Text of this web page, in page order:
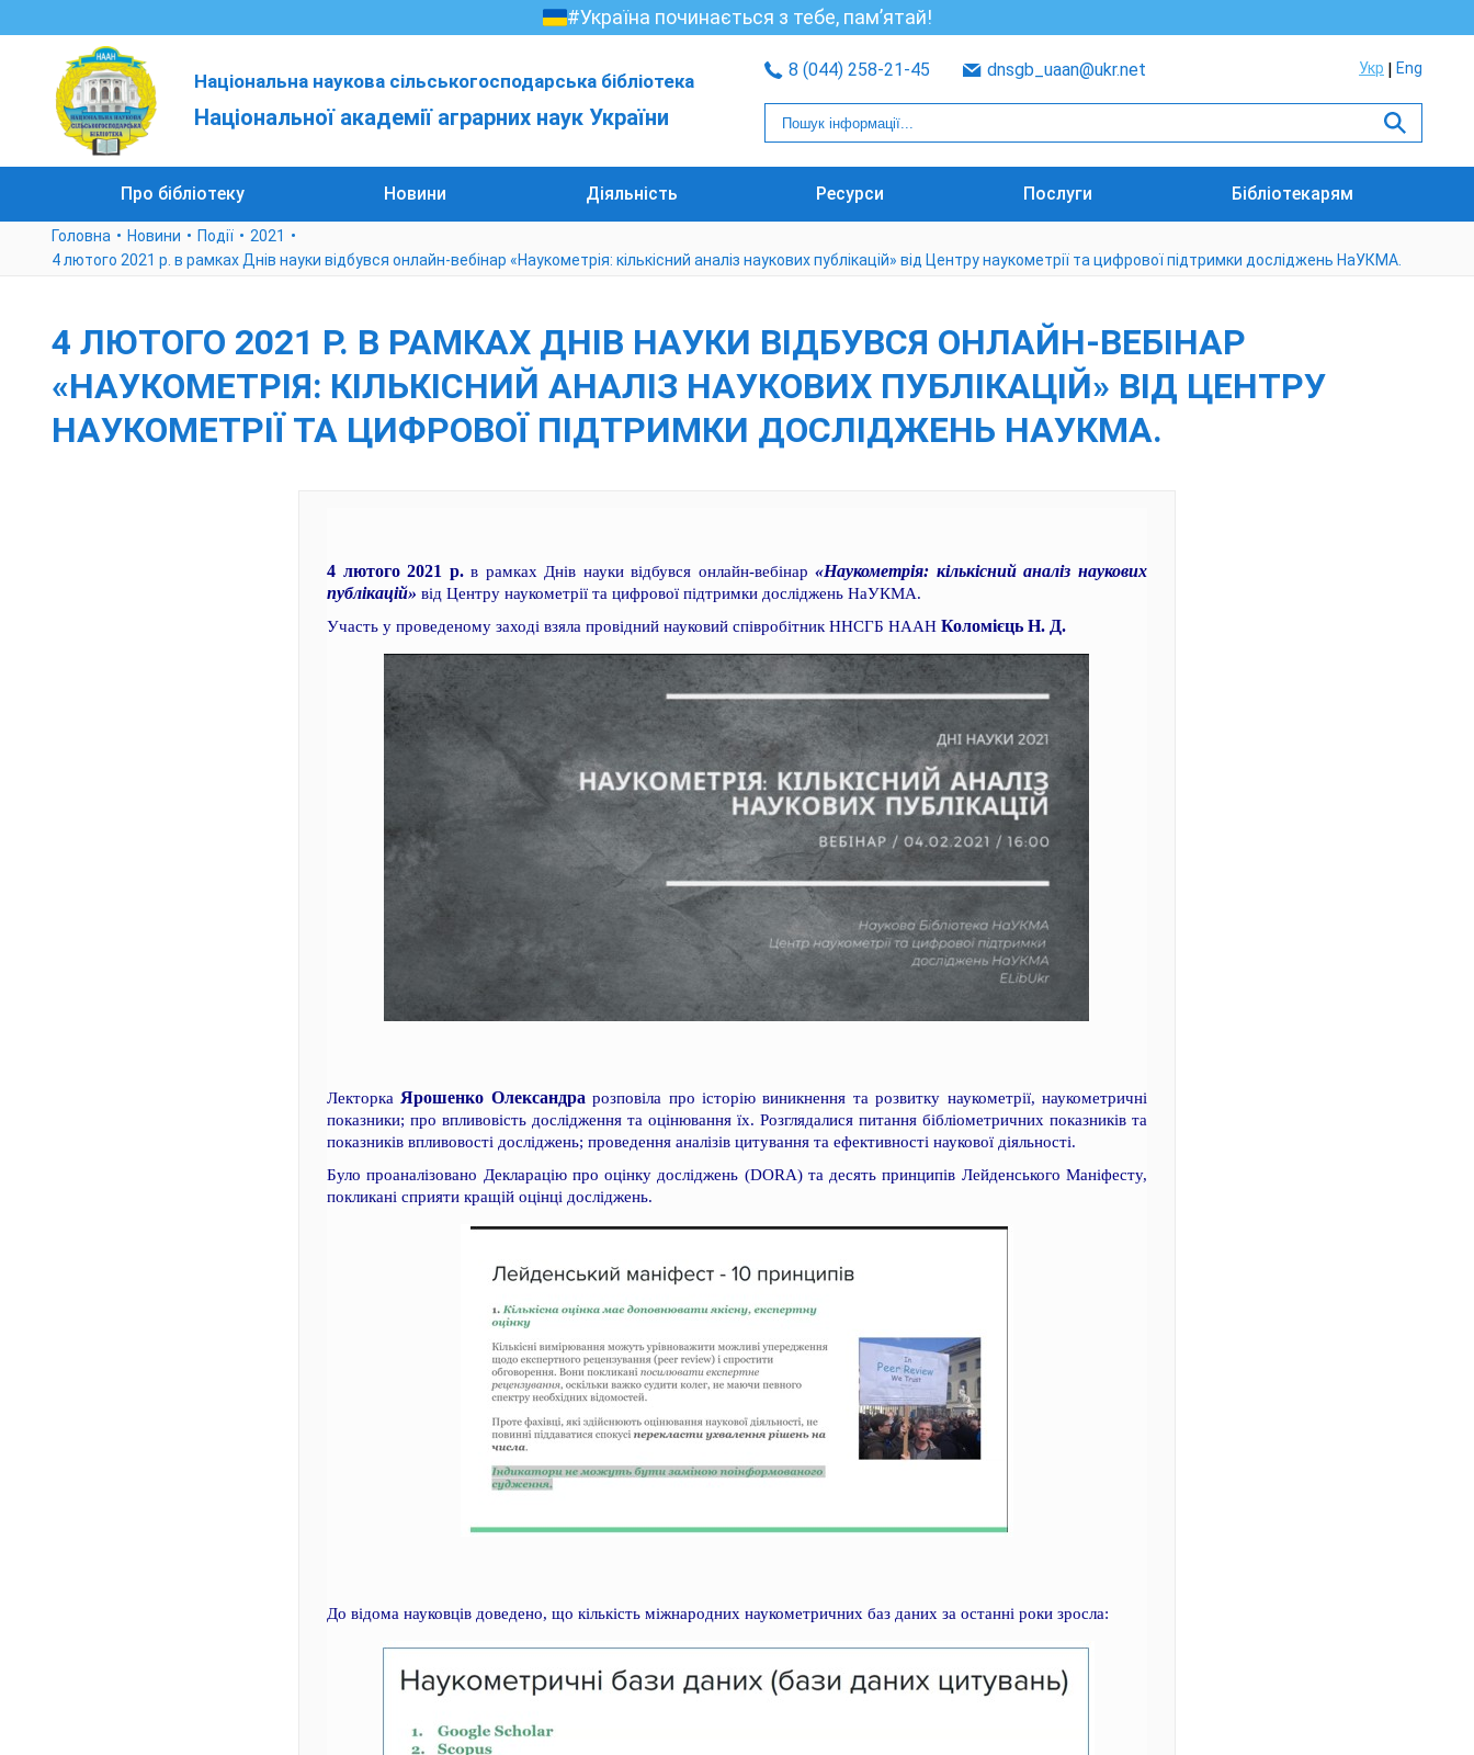
#Україна починається з тебе, пам’ятай!
Національна наукова сільськогосподарська бібліотека
Національної академії аграрних наук України
8 (044) 258-21-45 dnsgb_uaan@ukr.net Укр Eng
Про бібліотеку Новини Діяльність Ресурси Послуги Бібліотекарям
Головна Новини Події
2021
4 лютого 2021 р. в рамках Днів науки відбувся онлайн-вебінар «Наукометрія: кількісний аналіз наукових публікацій» від Центру наукометрії та цифрової підтримки досліджень НаУКМА.
4 ЛЮТОГО 2021 Р. В РАМКАХ ДНІВ НАУКИ ВІДБУВСЯ ОНЛАЙН-ВЕБІНАР
«НАУКОМЕТРІЯ: КІЛЬКІСНИЙ АНАЛІЗ НАУКОВИХ ПУБЛІКАЦІЙ» ВІД ЦЕНТРУ
НАУКОМЕТРІЇ ТА ЦИФРОВОЇ ПІДТРИМКИ ДОСЛІДЖЕНЬ НАУКМА.
4 лютого 2021 р.в рамках Днів науки відбувся онлайн-вебінар«Наукометрія: кількісний аналіз наукових
публікацій» від Центру наукометрії та цифрової підтримки досліджень НаУКМА.
Участь у проведеному заході взяла провідний науковий співробітник ННСГБ НААН Коломієць Н. Д.
Лекторка Ярошенко Олександра розповіла про історію виникнення та розвитку наукометрії, наукометричні
показники; про впливовість дослідження та оцінювання їх. Розглядалися питання бібліометричних показників та
показників впливовості досліджень; проведення аналізів цитування та ефективності наукової діяльності.
Було проаналізовано Декларацію про оцінку досліджень (DORA) та десять принципів Лейденського Маніфесту,
покликані сприяти кращій оцінці досліджень.
До відома науковців доведено, що кількість міжнародних наукометричних баз даних за останні роки зросла: